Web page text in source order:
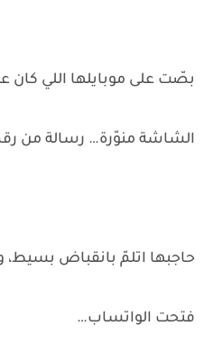
بصّت على موبايلها اللي كان
الشاشة منوّرة… رسالة من
حاجبها اتلمّ بانقباض بسيط،
فتحت الواتساب…